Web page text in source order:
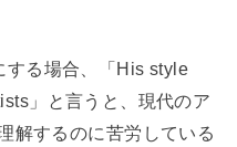
する場合、「His style
」と言うと、現代のア
解するのに苦労している